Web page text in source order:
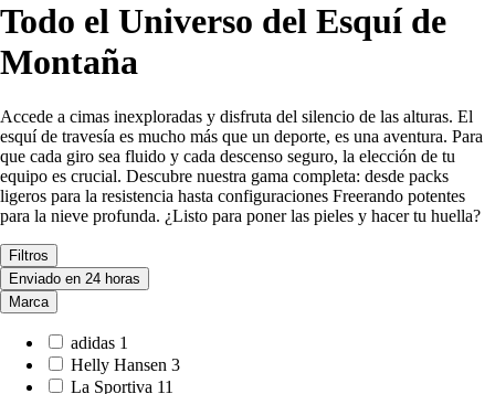
Todo el Universo del Esquí de
Montaña
Accede a cimas inexploradas y disfruta del silencio de las alturas. El
esquí de travesía es mucho más que un deporte, es una aventura. Para
que cada giro sea fluido y cada descenso seguro, la elección de tu
equipo es crucial. Descubre nuestra gama completa: desde packs
ligeros para la resistencia hasta configuraciones Freerando potentes
para la nieve profunda. ¿Listo para poner las pieles y hacer tu huella?
Filtros
Enviado en 24 horas
Marca
adidas 1
Helly Hansen 3
La Sportiva 11